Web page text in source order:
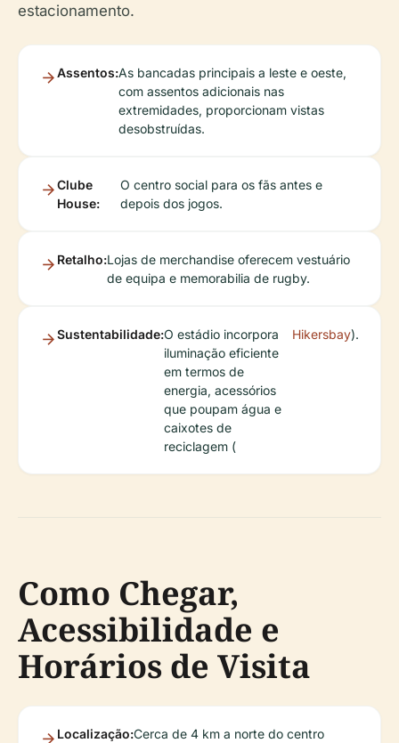
estacionamento.
Assentos:As bancadas principais a leste e oeste,
com assentos adicionais nas
extremidades, proporcionam vistas
desobstruídas.
Clube
House:
O centro social para os fãs antes e
depois dos jogos.
Retalho:Lojas de merchandise oferecem vestuário
de equipa e memorabilia de rugby.
Sustentabilidade:O estádio incorpora
iluminação eficiente
em termos de
energia, acessórios
que poupam água e
caixotes de
reciclagem (
Hikersbay).
Como Chegar,
Acessibilidade e
Horários de Visita
Localização:Cerca de 4 km a norte do centro